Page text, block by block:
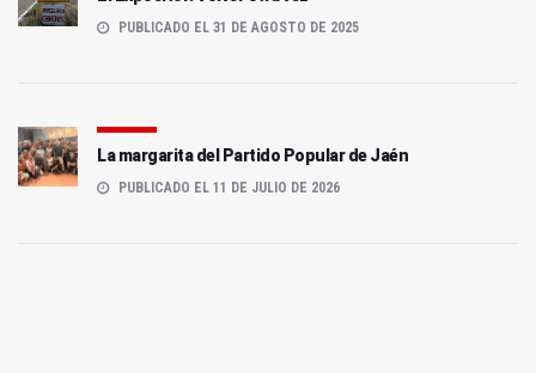
PUBLICADO EL 31 DE AGOSTO DE 2025
La margarita del Partido Popular de Jaén
PUBLICADO EL 11 DE JULIO DE 2026